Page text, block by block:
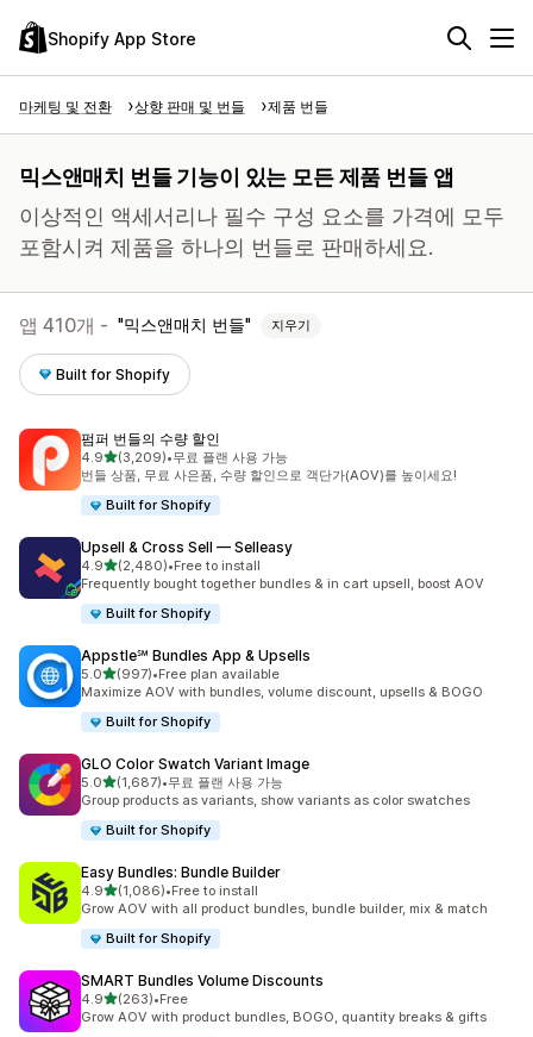
Shopify App Store
마케팅 및 전환 상향 판매 및 번들 제품 번들
믹스앤매치 번들 기능이 있는 모든 제품 번들 앱
이상적인 액세서리나 필수 구성 요소를 가격에 모두
포함시켜 제품을 하나의 번들로 판매하세요.
앱 410개 - 믹스앤매치 번들 지우기
Built for Shopify
펌퍼 번들의 수량 할인
4.9별 5개 중
(3,209)
총 리뷰 3209개
•무료 플랜 사용 가능
번들 상품, 무료 사은품, 수량 할인으로 객단가(AOV)를 높이세요!
Built for Shopify
Upsell & Cross Sell — Selleasy
4.9별 5개 중
(2,480)
총 리뷰 2480개
•Free to install
Frequently bought together bundles & in cart upsell, boost AOV
Built for Shopify
Appstle℠ Bundles App & Upsells
5.0별 5개 중
(997)
총 리뷰 997개
•Free plan available
Maximize AOV with bundles, volume discount, upsells & BOGO
Built for Shopify
GLO Color Swatch Variant Image
5.0별 5개 중
(1,687)
총 리뷰 1687개
•무료 플랜 사용 가능
Group products as variants, show variants as color swatches
Built for Shopify
Easy Bundles: Bundle Builder
4.9별 5개 중
(1,086)
총 리뷰 1086개
•Free to install
Grow AOV with all product bundles, bundle builder, mix & match
Built for Shopify
SMART Bundles Volume Discounts
4.9별 5개 중
(263)
총 리뷰 263개
•Free
Grow AOV with product bundles, BOGO, quantity breaks & gifts